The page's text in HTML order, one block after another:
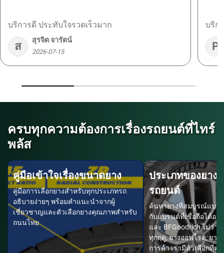
บริการดี ประทับใจรวดเร็วมาก
ส สุรจิต จารัตน์
2026-07-15
บริก
P
ครบทุกความต้องการเรื่องรถยนต์ที่ไทร์
พลัส
คู่มือเข้าใจเรื่องขนาดยาง
คู่มือการเลือกยางสำหรับทุกประเภทรถ
อธิบายง่ายๆ พร้อมคำแนะนำจากผู้
เชี่ยวชาญและตัวเลือกยางคุณภาพสำหรับ
ถนนไทย
ประเภทของยาง
รถยนต์
ค้นหายางที่สมบูรณ์แบบ
กับแบรนด์ที่เชื่อถือได้อย่า
และ BFGoodrich ไม่ว่า
ทุกฤดู, ยางออฟโรด, ยาง
การค้า เรามีตัวเลือกที่ต